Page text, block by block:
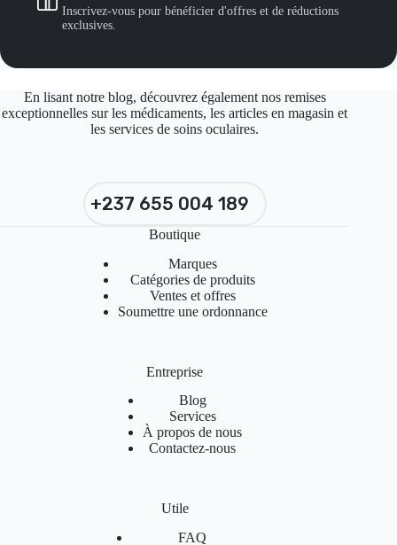
Inscrivez-vous pour bénéficier d'offres et de réductions
exclusives.
En lisant notre blog, découvrez également nos remises
exceptionnelles sur les médicaments, les articles en magasin et
les services de soins oculaires.
+237 655 004 189
Boutique
Marques
Catégories de produits
Ventes et offres
Soumettre une ordonnance
Entreprise
Blog
Services
À propos de nous
Contactez-nous
Utile
FAQ